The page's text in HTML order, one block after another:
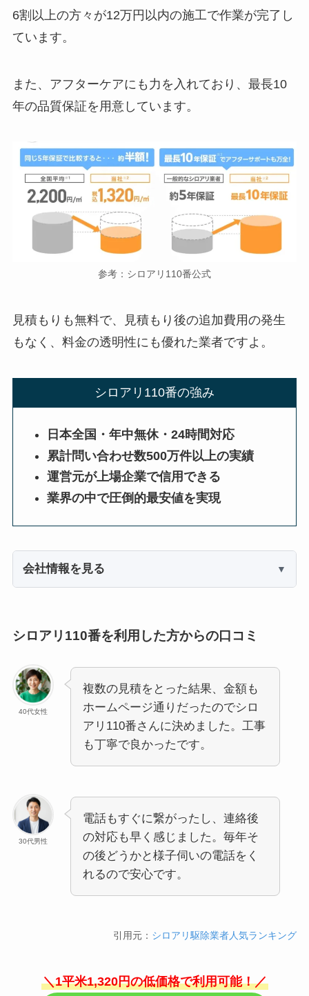
6割以上の方々が12万円以内の施工で作業が完了し
ています。
また、アフターケアにも力を入れており、最長10
年の品質保証を用意しています。
参考：シロアリ110番公式
見積もりも無料で、見積もり後の追加費用の発生
もなく、料金の透明性にも優れた業者ですよ。
シロアリ110番の強み
日本全国・年中無休・24時間対応
累計問い合わせ数500万件以上の実績
運営元が上場企業で信用できる
業界の中で圧倒的最安値を実現
会社情報を見る
シロアリ110番を利用した方からの口コミ
40代女性
複数の見積をとった結果、金額も
ホームページ通りだったのでシロ
アリ110番さんに決めました。工事
も丁寧で良かったです。
30代男性
電話もすぐに繋がったし、連絡後
の対応も早く感じました。毎年そ
の後どうかと様子伺いの電話をく
れるので安心です。
引用元： シロアリ駆除業者人気ランキング
＼1平米1,320円の低価格で利用可能！／